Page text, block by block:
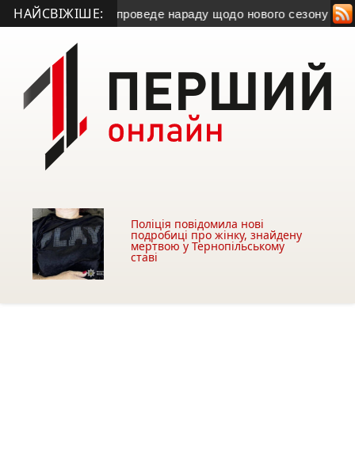
НАЙСВІЖІШЕ:
Тернопільщини проведе нараду щодо нового сезону
Поліція повідомила нові
подробиці про жінку, знайдену
мертвою у Тернопільському
ставі